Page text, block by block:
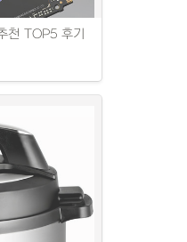
다.
천 TOP5 후기